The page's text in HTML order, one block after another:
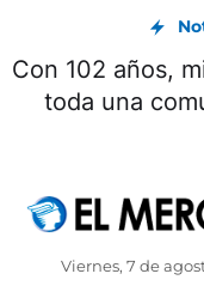
con Milei
seis
Viernes, 7 de